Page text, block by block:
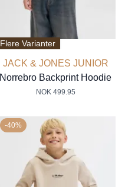
Flere Varianter
JACK & JONES JUNIOR
Norrebro Backprint Hoodie
NOK 499.95
-40%